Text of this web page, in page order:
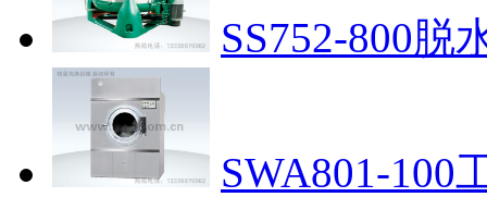
SS752-800脱
SWA801-100